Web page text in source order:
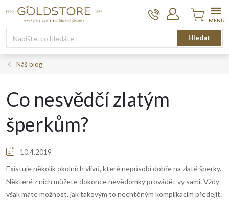
Hledat
Nákupní
košík
Náš blog
Co nesvědčí zlatým
šperkům?
10.4.2019
Existuje několik okolních vlivů, které nepůsobí dobře na zlaté šperky.
Některé z nich můžete dokonce nevědomky provádět vy sami. Vždy
však máte možnost, jak takovým to nechtěným komplikacím předejít.